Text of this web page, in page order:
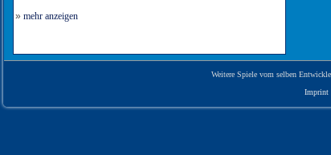
» mehr anzeigen
Weitere Spiele vom selben
Imprint